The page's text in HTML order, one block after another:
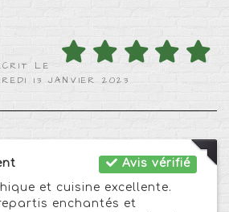
LE
13 JANVIER 2023
Avis vérifié
et cuisine excellente.
enchantés et